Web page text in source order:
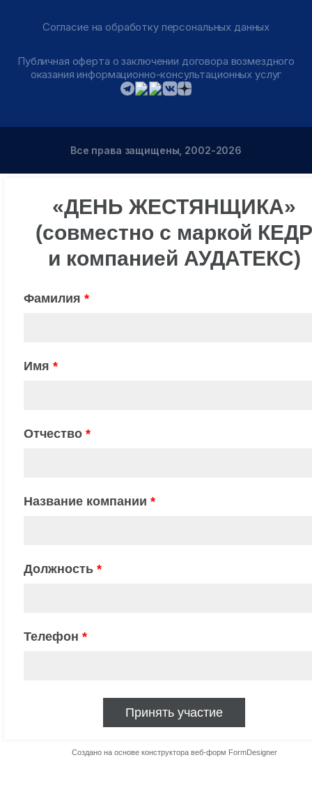
Согласие на обработку персональных данных
Публичная оферта о заключении договора возмездного
оказания информационно-консультационных услуг
Все права защищены, 2002-2026